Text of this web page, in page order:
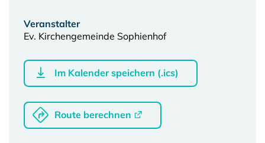
Veranstalter
Ev. Kirchengemeinde Sophienhof
Im Kalender speichern (.ics)
Route berechnen